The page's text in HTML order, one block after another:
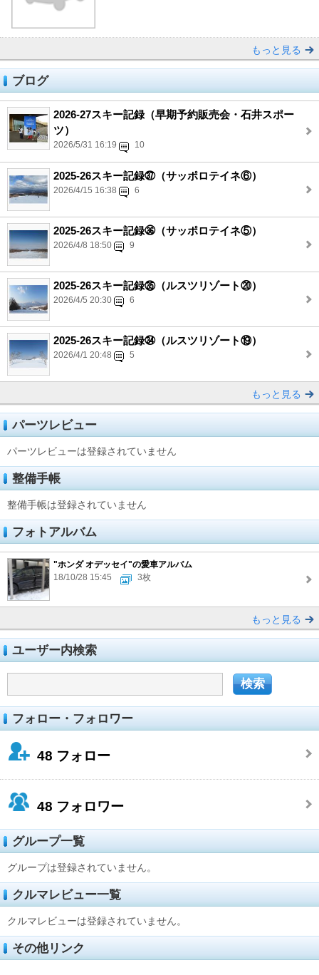
もっと見る
ブログ
2026-27スキー記録（早期予約販売会・石井スポー
ツ）
2026/5/31 16:19 10
2025-26スキー記録㊲（サッポロテイネ⑥）
2026/4/15 16:38 6
2025-26スキー記録㊱（サッポロテイネ⑤）
2026/4/8 18:50 9
2025-26スキー記録㉟（ルスツリゾート⑳）
2026/4/5 20:30 6
2025-26スキー記録㉞（ルスツリゾート⑲）
2026/4/1 20:48 5
もっと見る
パーツレビュー
パーツレビューは登録されていません
整備手帳
整備手帳は登録されていません
フォトアルバム
"ホンダ オデッセイ"の愛車アルバム
18/10/28 15:45
3枚
もっと見る
ユーザー内検索
フォロー・フォロワー
48 フォロー
48 フォロワー
グループ一覧
グループは登録されていません。
クルマレビュー一覧
クルマレビューは登録されていません。
その他リンク